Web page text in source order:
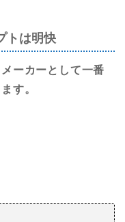
トは明快
メーカーとして一番
す。